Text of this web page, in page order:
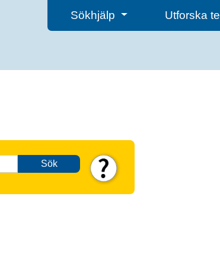
Sökhjälp Utforska
Sök